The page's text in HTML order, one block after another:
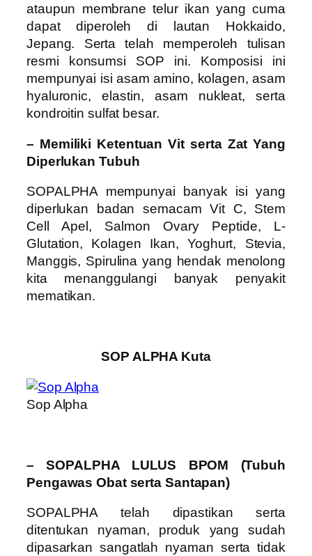
ataupun membrane telur ikan yang cuma
dapat diperoleh di lautan Hokkaido,
Jepang. Serta telah memperoleh tulisan
resmi konsumsi SOP ini. Komposisi ini
mempunyai isi asam amino, kolagen, asam
hyaluronic, elastin, asam nukleat, serta
kondroitin sulfat besar.
– Memiliki Ketentuan Vit serta Zat Yang
Diperlukan Tubuh
SOPALPHA mempunyai banyak isi yang
diperlukan badan semacam Vit C, Stem
Cell Apel, Salmon Ovary Peptide, L-
Glutation, Kolagen Ikan, Yoghurt, Stevia,
Manggis, Spirulina yang hendak menolong
kita menanggulangi banyak penyakit
mematikan.
SOP ALPHA Kuta
Sop Alpha
– SOPALPHA LULUS BPOM (Tubuh
Pengawas Obat serta Santapan)
SOPALPHA telah dipastikan serta
ditentukan nyaman, produk yang sudah
dipasarkan sangatlah nyaman serta tidak